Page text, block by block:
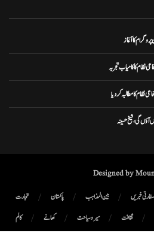
کا آغاز
نظام کا کامیاب تجربہ
آؤں گی، شیخ حسینہ
Designed by
سفارتی خبریں بین المذاہب پاکستان
تجارت
ثقافت سیر و سیاحت کھانے
کالم